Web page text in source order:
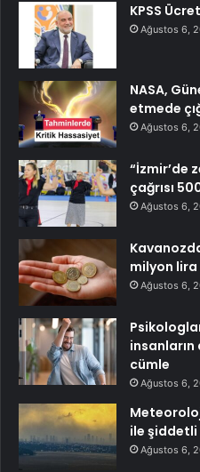
KPSS
Ağustos 6,
NASA,
etmede
Ağustos 6,
“İzmir’de
çağrısı
Ağustos 6,
milyon lira
Ağustos 6,
insanların
cümle
Ağustos 6,
ile
Ağustos 6,